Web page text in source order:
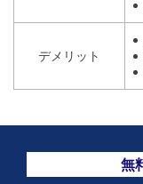
デメリット
無